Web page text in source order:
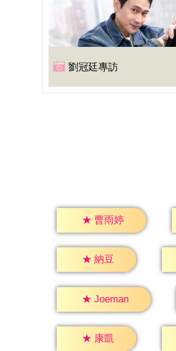
劉冠廷專訪
★ 曹雨婷
★ 納豆
★ Joeman
★ 康凱